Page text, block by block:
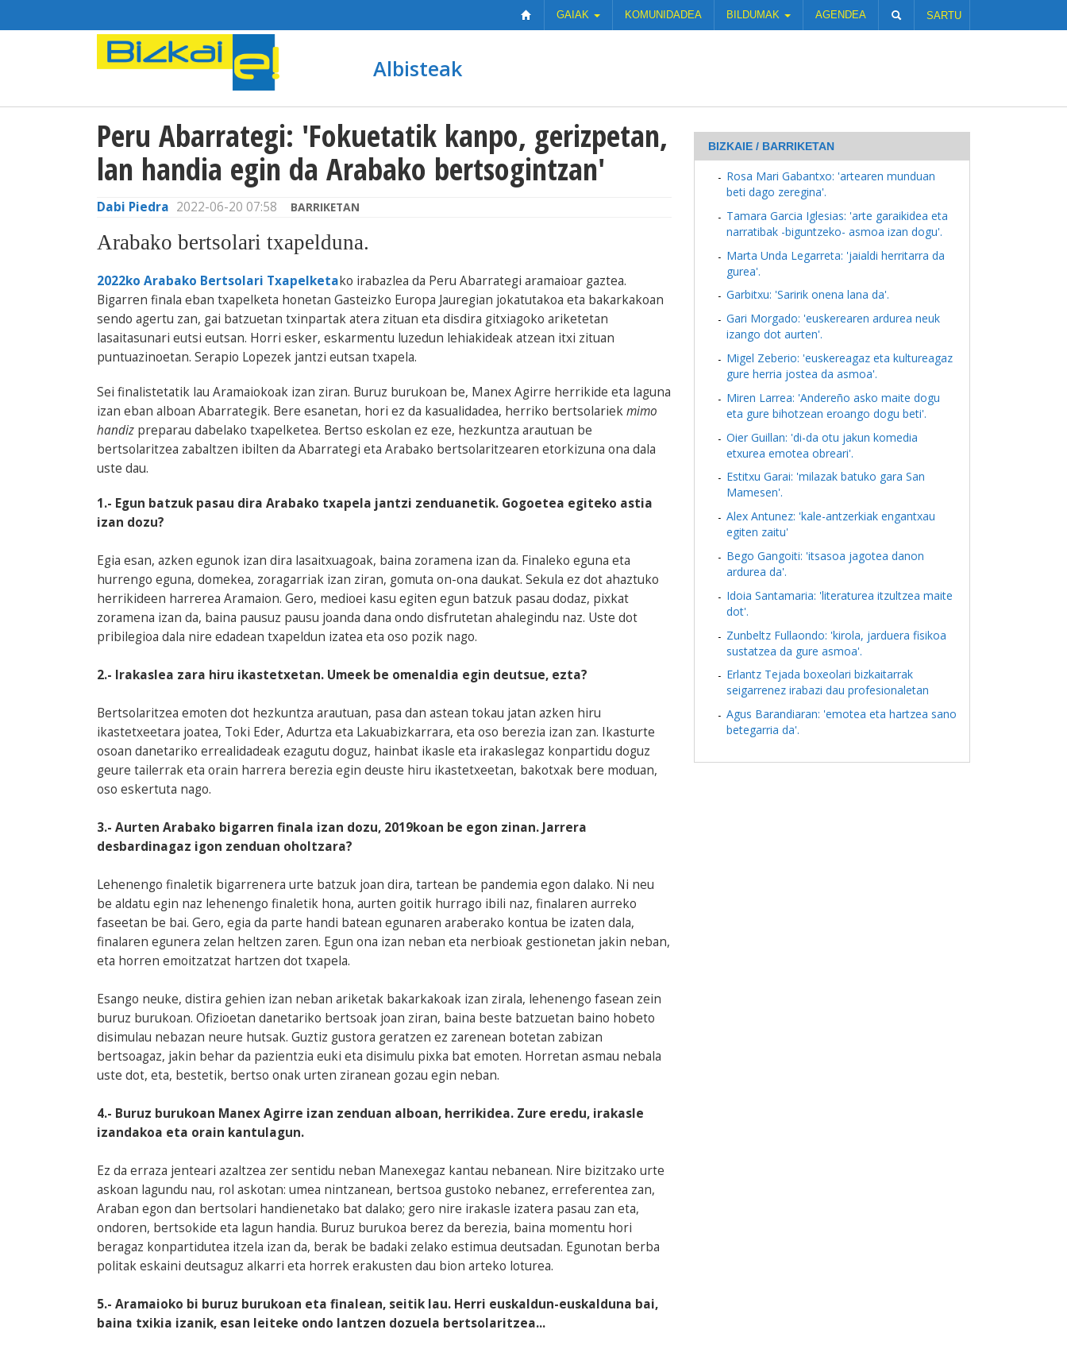
GAIAK KOMUNIDADEA BILDUMAK AGENDEA SARTU
Albisteak
Peru Abarrategi: 'Fokuetatik kanpo, gerizpetan,
lan handia egin da Arabako bertsogintzan'
Dabi Piedra 2022-06-20 07:58 BARRIKETAN
Arabako bertsolari txapelduna.
2022ko Arabako Bertsolari Txapelketako irabazlea da Peru Abarrategi aramaioar gaztea.
Bigarren finala eban txapelketa honetan Gasteizko Europa Jauregian jokatutakoa eta bakarkakoan
sendo agertu zan, gai batzuetan txinpartak atera zituan eta disdira gitxiagoko ariketetan
lasaitasunari eutsi eutsan. Horri esker, eskarmentu luzedun lehiakideak atzean itxi zituan
puntuazinoetan. Serapio Lopezek jantzi eutsan txapela.
Sei finalistetatik lau Aramaiokoak izan ziran. Buruz burukoan be, Manex Agirre herrikide eta laguna
izan eban alboan Abarrategik. Bere esanetan, hori ez da kasualidadea, herriko bertsolariekmimo
handiz preparau dabelako txapelketea. Bertso eskolan ez eze, hezkuntza arautuan be
bertsolaritzea zabaltzen ibilten da Abarrategi eta Arabako bertsolaritzearen etorkizuna ona dala
uste dau.
1.- Egun batzuk pasau dira Arabako txapela jantzi zenduanetik. Gogoetea egiteko astia
izan dozu?
Egia esan, azken egunok izan dira lasaitxuagoak, baina zoramena izan da. Finaleko eguna eta
hurrengo eguna, domekea, zoragarriak izan ziran, gomuta on-ona daukat. Sekula ez dot ahaztuko
herrikideen harrerea Aramaion. Gero, medioei kasu egiten egun batzuk pasau dodaz, pixkat
zoramena izan da, baina pausuz pausu joanda dana ondo disfrutetan ahalegindu naz. Uste dot
pribilegioa dala nire edadean txapeldun izatea eta oso pozik nago.
2.- Irakaslea zara hiru ikastetxetan. Umeek be omenaldia egin deutsue, ezta?
Bertsolaritzea emoten dot hezkuntza arautuan, pasa dan astean tokau jatan azken hiru
ikastetxeetara joatea, Toki Eder, Adurtza eta Lakuabizkarrara, eta oso berezia izan zan. Ikasturte
osoan danetariko errealidadeak ezagutu doguz, hainbat ikasle eta irakaslegaz konpartidu doguz
geure tailerrak eta orain harrera berezia egin deuste hiru ikastetxeetan, bakotxak bere moduan,
oso eskertuta nago.
3.- Aurten Arabako bigarren finala izan dozu, 2019koan be egon zinan. Jarrera
desbardinagaz igon zenduan oholtzara?
Lehenengo finaletik bigarrenera urte batzuk joan dira, tartean be pandemia egon dalako. Ni neu
be aldatu egin naz lehenengo finaletik hona, aurten goitik hurrago ibili naz, finalaren aurreko
faseetan be bai. Gero, egia da parte handi batean egunaren araberako kontua be izaten dala,
finalaren egunera zelan heltzen zaren. Egun ona izan neban eta nerbioak gestionetan jakin neban,
eta horren emoitzatzat hartzen dot txapela.
Esango neuke, distira gehien izan neban ariketak bakarkakoak izan zirala, lehenengo fasean zein
buruz burukoan. Ofizioetan danetariko bertsoak joan ziran, baina beste batzuetan baino hobeto
disimulau nebazan neure hutsak. Guztiz gustora geratzen ez zarenean botetan zabizan
bertsoagaz, jakin behar da pazientzia euki eta disimulu pixka bat emoten. Horretan asmau nebala
uste dot, eta, bestetik, bertso onak urten ziranean gozau egin neban.
4.- Buruz burukoan Manex Agirre izan zenduan alboan, herrikidea. Zure eredu, irakasle
izandakoa eta orain kantulagun.
Ez da erraza jenteari azaltzea zer sentidu neban Manexegaz kantau nebanean. Nire bizitzako urte
askoan lagundu nau, rol askotan: umea nintzanean, bertsoa gustoko nebanez, erreferentea zan,
Araban egon dan bertsolari handienetako bat dalako; gero nire irakasle izatera pasau zan eta,
ondoren, bertsokide eta lagun handia. Buruz burukoa berez da berezia, baina momentu hori
beragaz konpartidutea itzela izan da, berak be badaki zelako estimua deutsadan. Egunotan berba
politak eskaini deutsaguz alkarri eta horrek erakusten dau bion arteko loturea.
5.- Aramaioko bi buruz burukoan eta finalean, seitik lau. Herri euskaldun-euskalduna bai,
baina txikia izanik, esan leiteke ondo lantzen dozuela bertsolaritzea...
BIZKAIE / BARRIKETAN
Rosa Mari Gabantxo: 'artearen munduan
beti dago zeregina'.
Tamara Garcia Iglesias: 'arte garaikidea eta
narratibak -biguntzeko- asmoa izan dogu'.
Marta Unda Legarreta: 'jaialdi herritarra da
gurea'.
Garbitxu: 'Saririk onena lana da'.
Gari Morgado: 'euskerearen ardurea neuk
izango dot aurten'.
Migel Zeberio: 'euskereagaz eta kultureagaz
gure herria jostea da asmoa'.
Miren Larrea: 'Andereño asko maite dogu
eta gure bihotzean eroango dogu beti'.
Oier Guillan: 'di-da otu jakun komedia
etxurea emotea obreari'.
Estitxu Garai: 'milazak batuko gara San
Mamesen'.
Alex Antunez: 'kale-antzerkiak engantxau
egiten zaitu'
Bego Gangoiti: 'itsasoa jagotea danon
ardurea da'.
Idoia Santamaria: 'literaturea itzultzea maite
dot'.
Zunbeltz Fullaondo: 'kirola, jarduera fisikoa
sustatzea da gure asmoa'.
Erlantz Tejada boxeolari bizkaitarrak
seigarrenez irabazi dau profesionaletan
Agus Barandiaran: 'emotea eta hartzea sano
betegarria da'.